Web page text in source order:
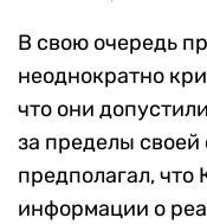
В свою очередь
неоднократно
что они
за пределы
предполагал, что
информации о